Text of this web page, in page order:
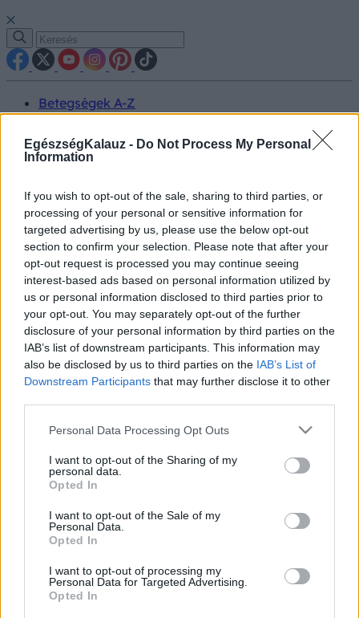
EgészségKalauz - Do Not Process My Personal
Information
If you wish to opt-out of the sale, sharing to third parties, or
processing of your personal or sensitive information for
targeted advertising by us, please use the below opt-out
section to confirm your selection. Please note that after your
opt-out request is processed you may continue seeing
interest-based ads based on personal information utilized by
us or personal information disclosed to third parties prior to
your opt-out. You may separately opt-out of the further
disclosure of your personal information by third parties on the
IAB’s list of downstream participants. This information may
also be disclosed by us to third parties on the IAB’s List of
Downstream Participants that may further disclose it to other
Please note that this website/app uses one or more Google
not limited to your visit or usage behaviour. You may click to
grant or deny consent to Google and its third-party tags to
use your data for below specified purposes in below Google
consent section.
Personal Data Processing Opt Outs
I want to opt-out of the Sharing of my
personal data.
Opted In
I want to opt-out of the Sale of my
Personal Data.
Opted In
I want to opt-out of processing my
Personal Data for Targeted Advertising.
Opted In
Betegségek A-Z
Tünet
Vizsgálat
Kezelés
Életmódváltás
Prevenció
Hírek
Videók
Kisállatok egészsége
#allergia#influenza#cukorbetegség
#orvosmeteorológia#vérnyomás#stroke#rákbetegség
#pajzsmirigy #reflux#ekcéma #herpesz
Regisztráció
Fáradt